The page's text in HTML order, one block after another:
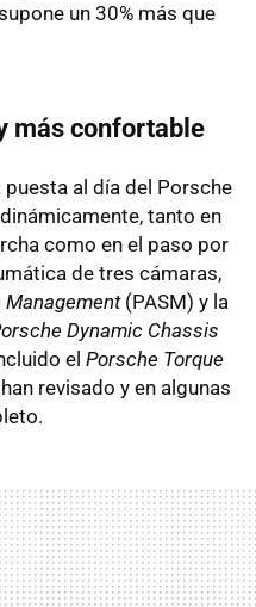
un 30% más que
más confortable
al día del Porsche
tanto en
como en el paso por
de tres cámaras,
(PASM) y la
Dynamic Chassis
el Porsche Torque
revisado y en algunas